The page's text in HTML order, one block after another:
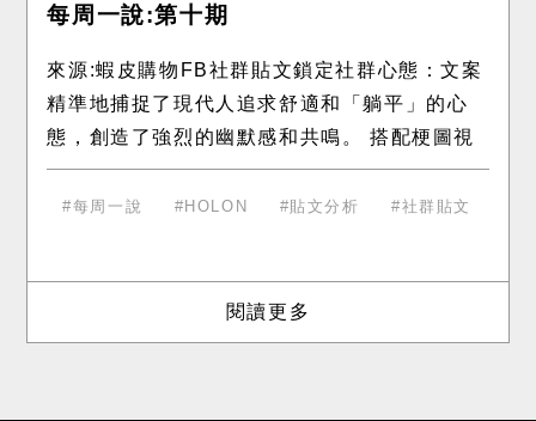
每周一說:第十期
來源:蝦皮購物FB社群貼文鎖定社群心態：文案
精準地捕捉了現代人追求舒適和「躺平」的心
態，創造了強烈的幽默感和共鳴。 搭配梗圖視
覺化： 搭配一系列的梗圖，將「懶」的概念具
象化，讓貼文更吸睛
每周一說 HOLON 貼文分析 社群貼文
閱讀更多